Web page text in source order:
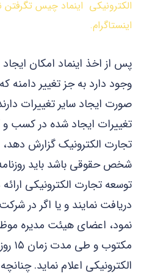
الکترونیکی اینماد چیس تگرفتن
اینستاگرام.
پس از اخذ اینماد امکان ایجاد
وجود دارد به جز تغییر دامنه
صورت ایجاد سایر تغییرات
تغییرات ایجاد شده در کسب و
تجارت الکترونیک گزارش دهد،
شخص حقوقی باشد باید
توسعه تجارت الکترونیکی
دریافت نمایند و یا اگر در
نمود، اعضای هیئت مدیره
الکترونیکی اعلام نماید.